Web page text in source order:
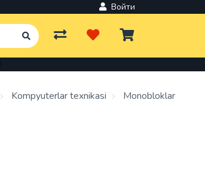
Войти
Kompyuterlar texnikasi Monobloklar